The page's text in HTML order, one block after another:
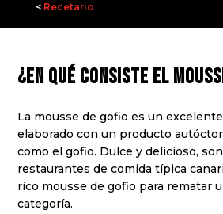
< Recetario
¿En qué consiste el
La mousse de gofio es un
elaborado con un producto
como el gofio. Dulce y delicioso,
restaurantes de comida típica
rico mousse de gofio para rematar
categoría.